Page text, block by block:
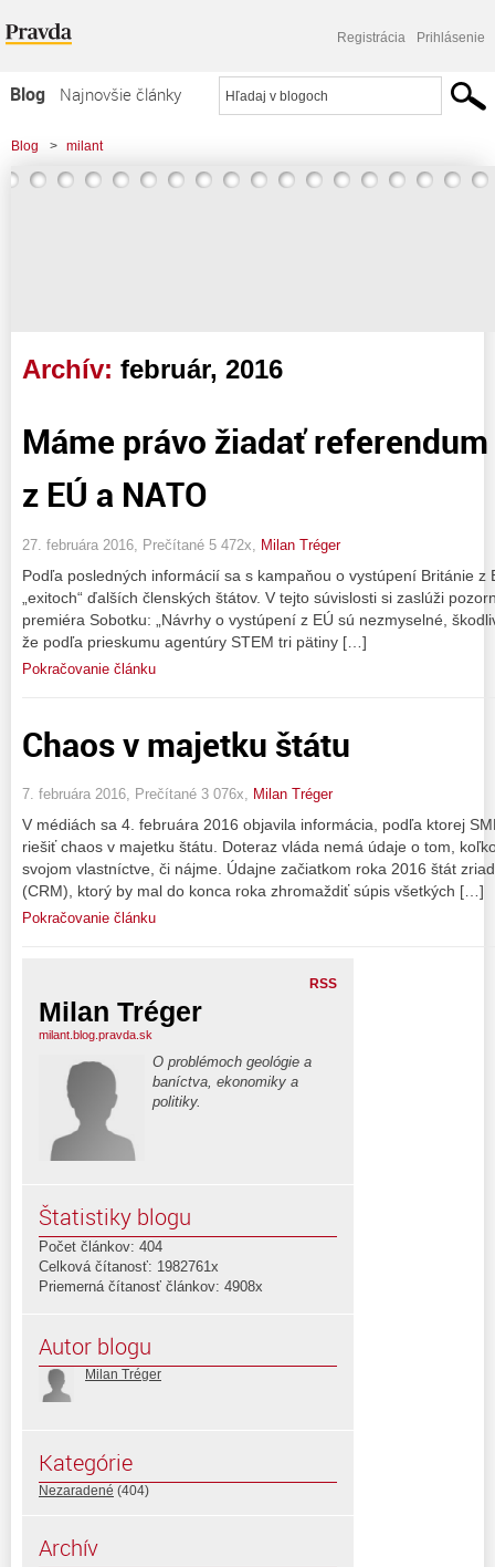
Registrácia Prihlásenie
Blog
Najnovšie články
Najčítanejšie články
Najkomentovanejšie články
Blog > milant
Archív: február, 2016
Máme právo žiadať
z EÚ a NATO
27. februára 2016, Prečítané 5 472x, Milan Tréger
Podľa posledných informácií sa s kampaňou o vystúpení Británie z
„exitoch“ ďalších členských štátov. V tejto súvislosti si zaslúži
premiéra Sobotku: „Návrhy o vystúpení z EÚ sú nezmyselné,
že podľa prieskumu agentúry STEM tri pätiny […]
Pokračovanie článku
Chaos v majetku štátu
7. februára 2016, Prečítané 3 076x, Milan Tréger
V médiách sa 4. februára 2016 objavila informácia, podľa ktorej
riešiť chaos v majetku štátu. Doteraz vláda nemá údaje o tom,
svojom vlastníctve, či nájme. Údajne začiatkom roka 2016 štát
(CRM), ktorý by mal do konca roka zhromaždiť súpis všetkých […]
Pokračovanie článku
RSS
Milan Tréger
milant.blog.pravda.sk
O problémoch geológie a
baníctva, ekonomiky a
politiky.
Štatistiky blogu
Počet článkov: 404
Celková čítanosť: 1982761x
Priemerná čítanosť článkov: 4908x
Autor blogu
Milan Tréger
Kategórie
Nezaradené (404)
Archív